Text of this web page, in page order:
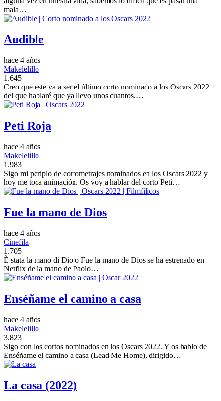
mala…
Audible
hace 4 años
Makelelillo
1.645
Creo que este va a ser el último corto nominado a los Oscars 2022
del que hablaré que ya llevo unos cuantos.…
Peti Roja
hace 4 años
Makelelillo
1.983
Sigo mi periplo de cortometrajes nominados en los Oscars 2022 y
hoy me toca animación. Os voy a hablar del corto Peti…
Fue la mano de Dios
hace 4 años
Cinefila
1.705
È stata la mano di Dio o Fue la mano de Dios se ha estrenado en
Netflix de la mano de Paolo…
Enséñame el camino a casa
hace 4 años
Makelelillo
3.823
Sigo con los cortos nominados en los Oscars 2022. Y os hablo de
Enséñame el camino a casa (Lead Me Home), dirigido…
La casa (2022)